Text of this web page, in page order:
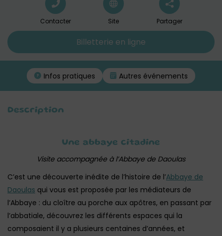
Contacter Site Partager
Billetterie en ligne
Infos pratiques Autres événements
Description
Une abbaye citadine
Visite accompagnée à l’Abbaye de Daoulas
C’est une découverte inédite de l’histoire de l’Abbaye de
Daoulas qui vous est proposée par les médiateurs de
l’Abbaye : du cloître au porche aux apôtres, en passant par
l’abbatiale, découvrez les différents espaces qui la
composaient il y a plusieurs centaines d’années, et